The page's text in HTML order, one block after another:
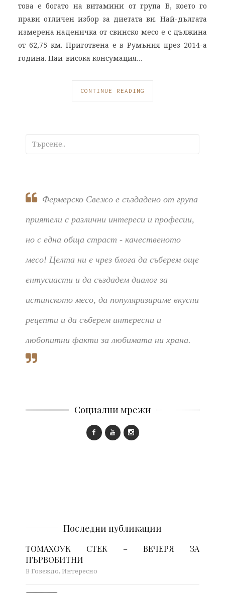
това е богато на витамини от група B, което го
прави отличен избор за диетата ви. Най-дългата
измерена наденичка от свинско месо е с дължина
от 62,75 км. Приготвена е в Румъния през 2014-а
година. Най-висока консумация…
CONTINUE READING
Фермерско Свежо е създадено от група
приятели с различни интереси и професии,
но с една обща страст - качественото
месо! Целта ни е чрез блога да съберем още
ентусиасти и да създадем диалог за
истинското месо, да популяризираме вкусни
рецепти и да съберем интересни и
любопитни факти за любимата ни храна.
Социални мрежи
Последни публикации
ТОМАХОУК СТЕК – ВЕЧЕРЯ ЗА
ПЪРВОБИТНИ
В Говеждо, Интересно